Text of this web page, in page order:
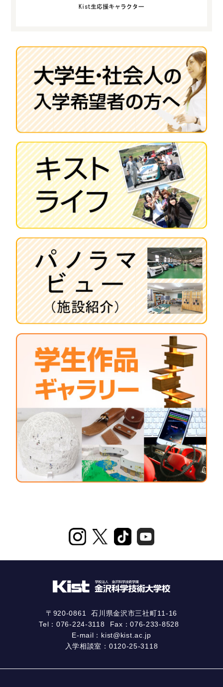
〒920-0861
石川県金沢市三社町11-16
Tel：076-224-3118
Fax：076-233-8528
E-mail： kist@kist.ac.jp
入学相談室： 0120-25-3118